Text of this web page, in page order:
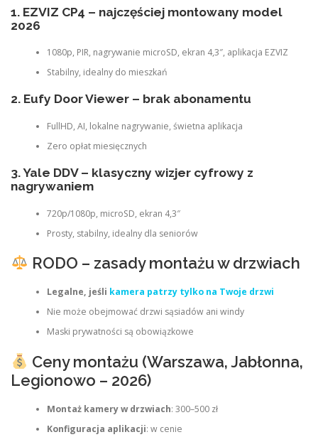
1. EZVIZ CP4 – najczęściej montowany model
2026
1080p, PIR, nagrywanie microSD, ekran 4,3″, aplikacja EZVIZ
Stabilny, idealny do mieszkań
2. Eufy Door Viewer – brak abonamentu
FullHD, AI, lokalne nagrywanie, świetna aplikacja
Zero opłat miesięcznych
3. Yale DDV – klasyczny wizjer cyfrowy z
nagrywaniem
720p/1080p, microSD, ekran 4,3″
Prosty, stabilny, idealny dla seniorów
RODO – zasady montażu w drzwiach
Legalne, jeśli kamera patrzy tylko na Twoje drzwi
Nie może obejmować drzwi sąsiadów ani windy
Maski prywatności są obowiązkowe
Ceny montażu (Warszawa, Jabłonna,
Legionowo – 2026)
Montaż kamery w drzwiach: 300–500 zł
Konfiguracja aplikacji: w cenie